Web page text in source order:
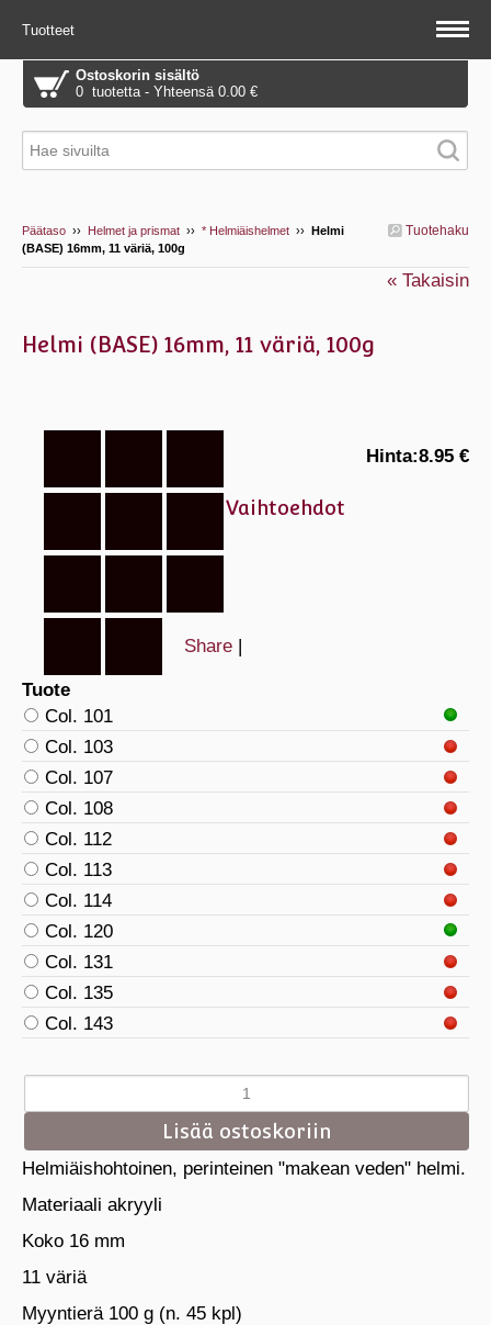
Tuotteet
Ostoskorin sisältö
0 tuotetta - Yhteensä 0.00 €
Tuotehaku
Päätaso ›› Helmet ja prismat ›› * Helmiäishelmet ›› Helmi
(BASE) 16mm, 11 väriä, 100g
« Takaisin
Helmi (BASE) 16mm, 11 väriä, 100g
Share |
Hinta:8.95 €
Vaihtoehdot
Tuote
Col. 101
Col. 103
Col. 107
Col. 108
Col. 112
Col. 113
Col. 114
Col. 120
Col. 131
Col. 135
Col. 143
Helmiäishohtoinen, perinteinen "makean veden" helmi.
Materiaali akryyli
Koko 16 mm
11 väriä
Myyntierä 100 g (n. 45 kpl)